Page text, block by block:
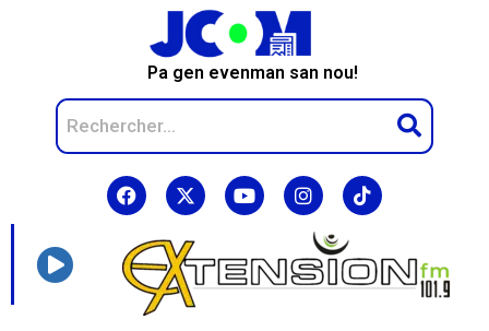
Pa gen evenman san nou!